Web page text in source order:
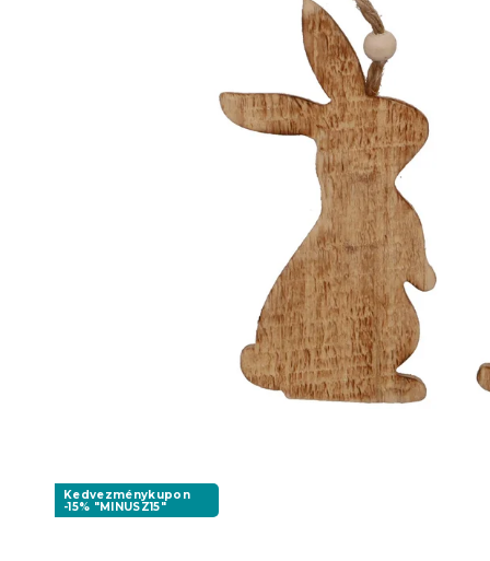
Kedvezménykupon
-15% "MINUSZ15"